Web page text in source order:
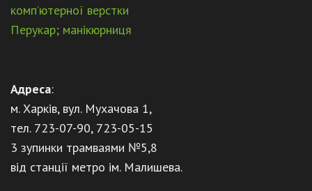
комп’ютерної верстки
Перукар; манікюрниця
Адреса:
м. Харків, вул. Мухачова 1,
тел. 723-07-90, 723-05-15
3 зупинки трамваями №5,8
від станції метро ім. Малишева.